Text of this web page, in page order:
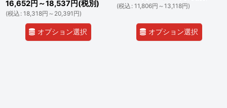
16,652円 ～18,537 円(税別)
(税込 : 18,318円 ～20,391 円)
オプション選択
(税込 : 11,806円 ～13,118円)
オプション選択